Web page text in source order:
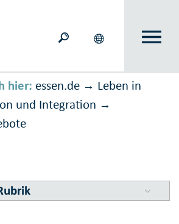
hier: essen.de → Leben in
und Inte­gration →